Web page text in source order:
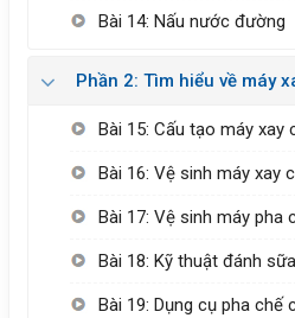
Bài 14: Nấu nước đường
Phần 2: Tìm hiểu về máy
Bài 15: Cấu tạo máy xay
Bài 16: Vệ sinh máy xay
Bài 17: Vệ sinh máy pha
Bài 18: Kỹ thuật đánh sữa
Bài 19: Dụng cụ pha chế